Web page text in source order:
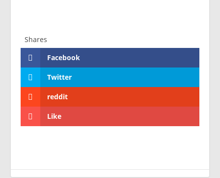
Shares
Facebook
Twitter
reddit
Like